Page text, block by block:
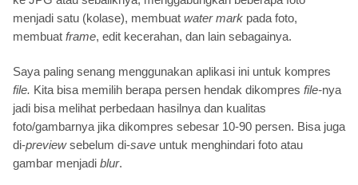
menjadi satu (kolase), membuat water mark pada foto,
membuat frame, edit kecerahan, dan lain sebagainya.
Saya paling senang menggunakan aplikasi ini untuk kompres
file. Kita bisa memilih berapa persen hendak dikompres file-nya
jadi bisa melihat perbedaan hasilnya dan kualitas
foto/gambarnya jika dikompres sebesar 10-90 persen. Bisa juga
di-previewsebelum di-save untuk menghindari foto atau
gambar menjadi blur.